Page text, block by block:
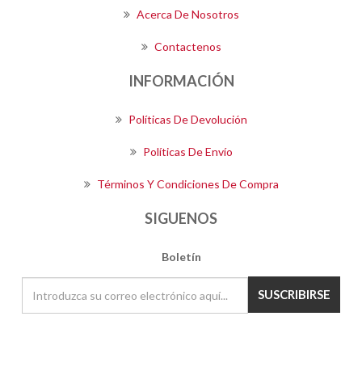
Acerca De Nosotros
Contactenos
INFORMACIÓN
Políticas De Devolución
Políticas De Envío
Términos Y Condiciones De Compra
SIGUENOS
Boletín
SUSCRIBIRSE